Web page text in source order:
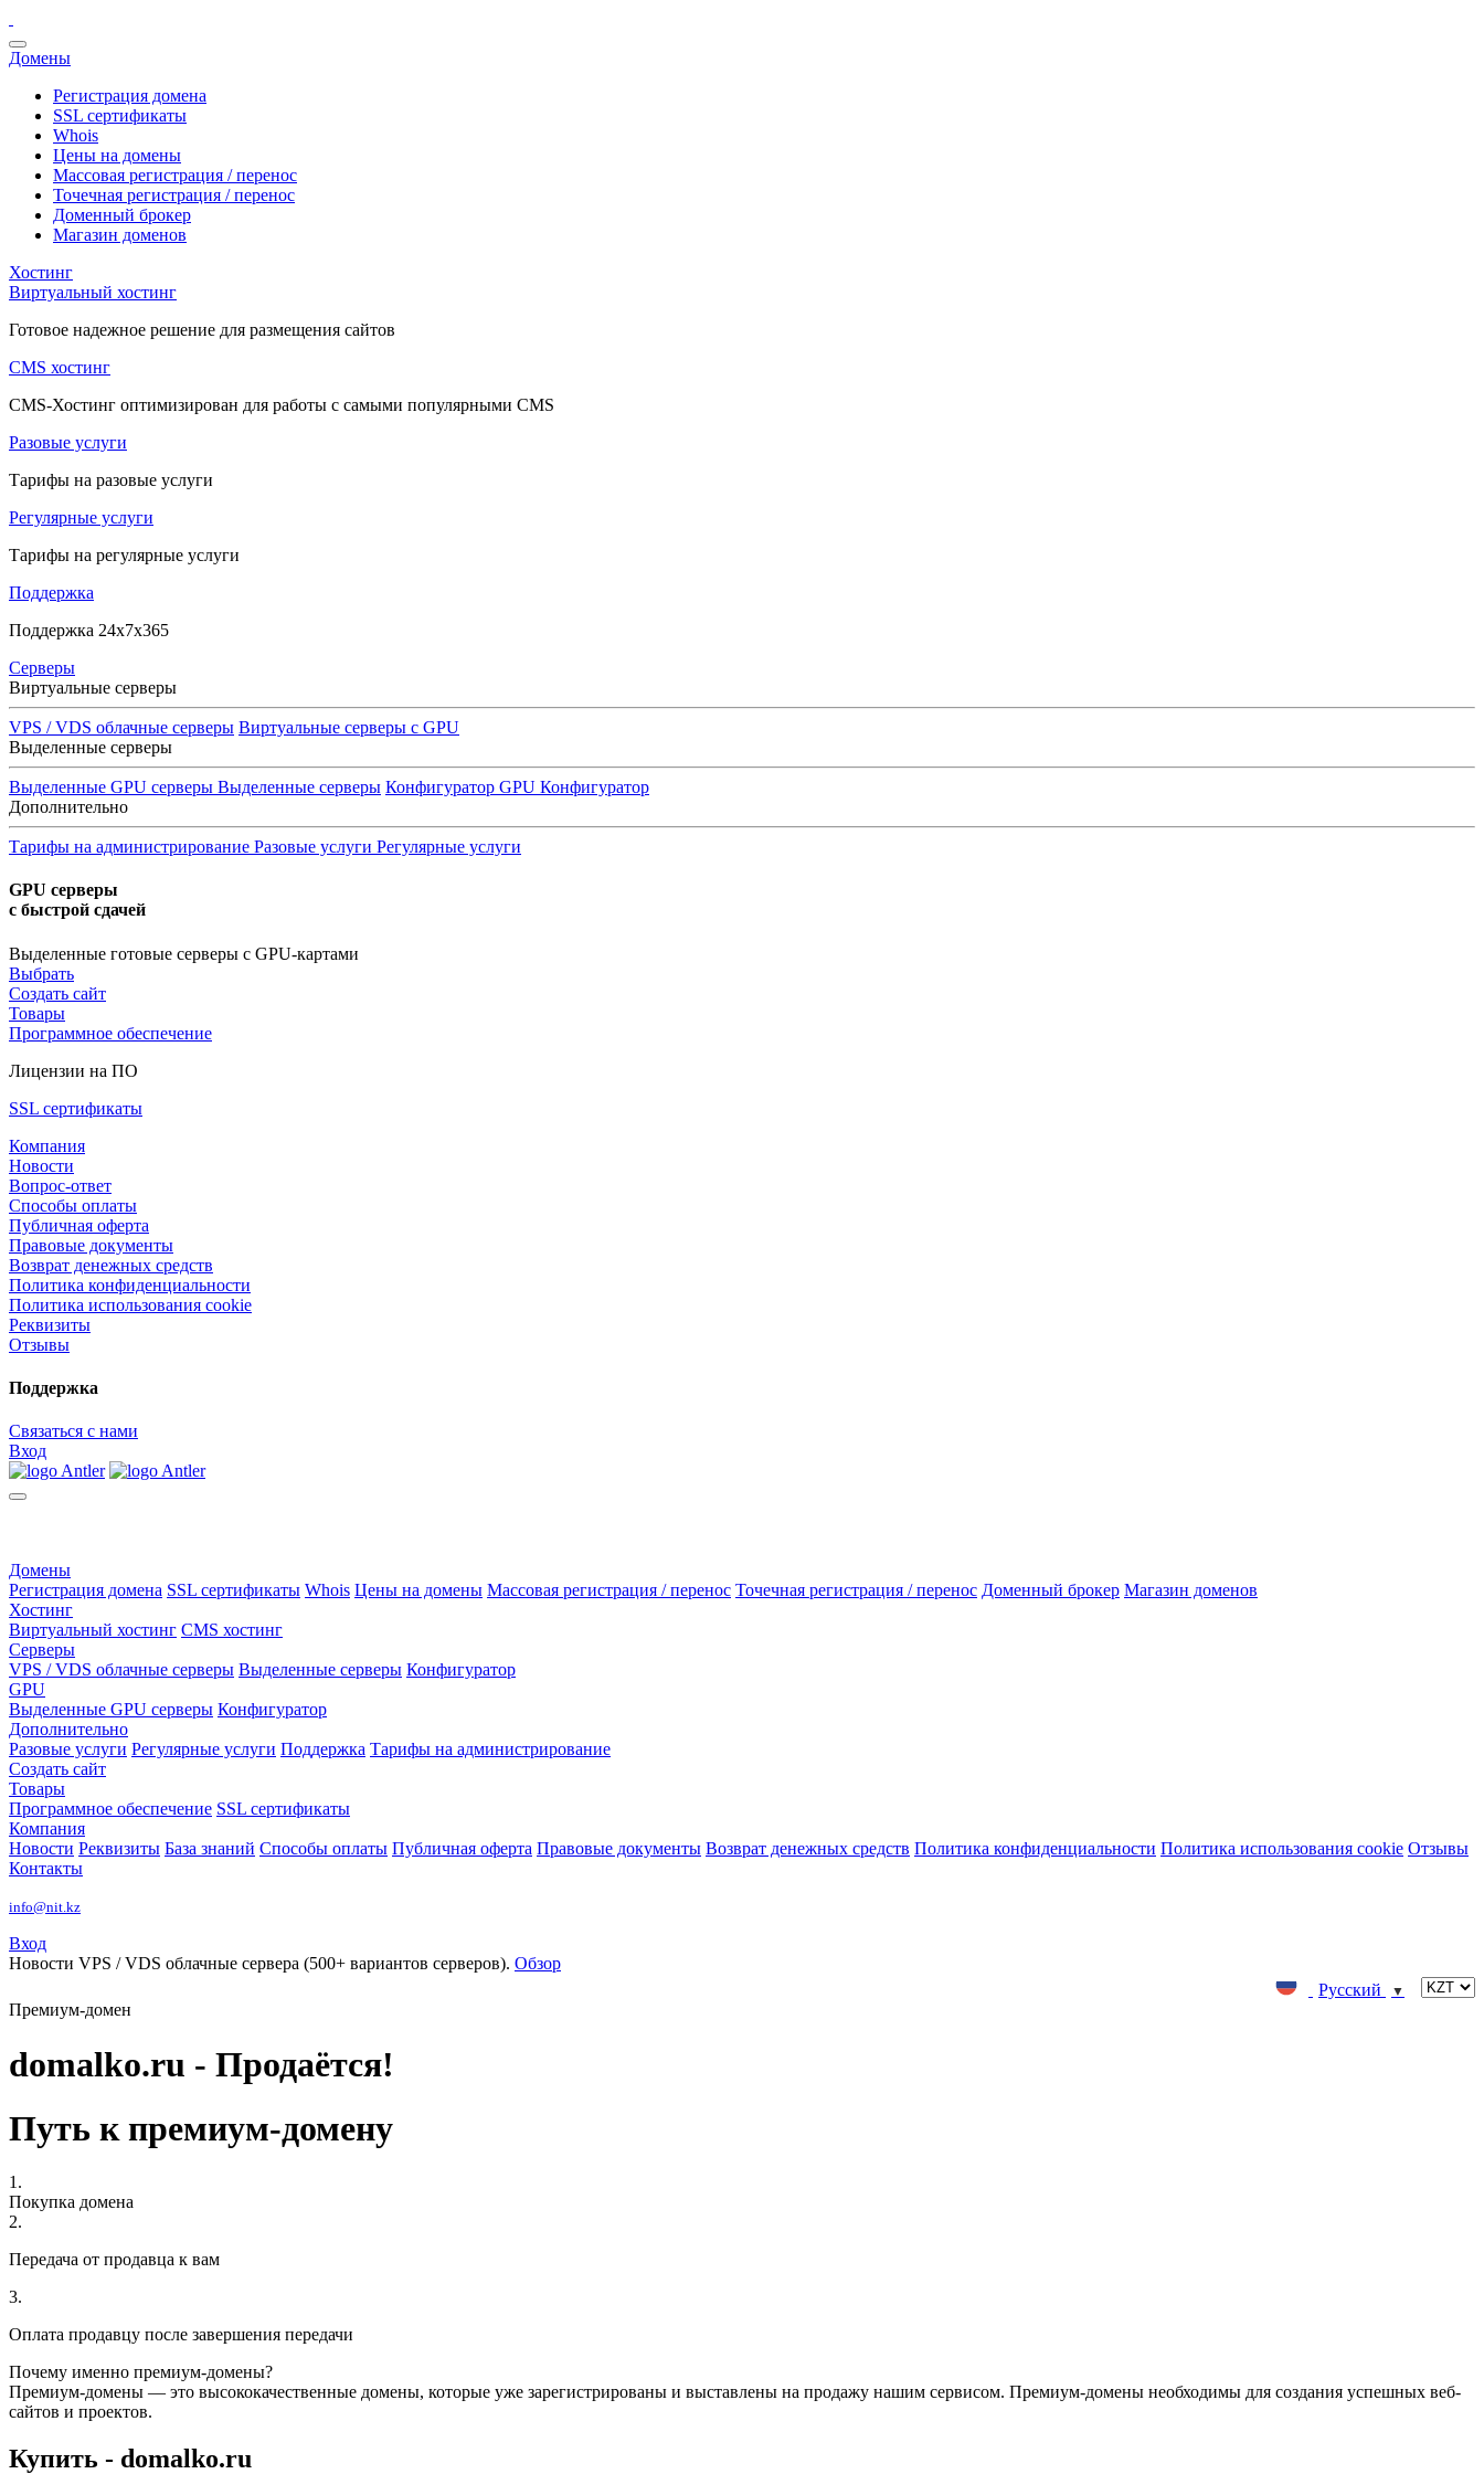
Домены
Регистрация домена
SSL сертификаты
Whois
Цены на домены
Массовая регистрация / перенос
Точечная регистрация / перенос
Доменный брокер
Магазин доменов
Хостинг
Виртуальный хостинг
Готовое надежное решение для размещения сайтов
CMS хостинг
CMS-Хостинг оптимизирован для работы с самыми популярными CMS
Разовые услуги
Тарифы на разовые услуги
Регулярные услуги
Тарифы на регулярные услуги
Поддержка
Поддержка 24x7x365
Серверы
Виртуальные серверы
VPS / VDS облачные серверы Виртуальные серверы с GPU
Выделенные серверы
Выделенные GPU серверы Выделенные серверы Конфигуратор GPU Конфигуратор
Дополнительно
Тарифы на администрирование Разовые услуги Регулярные услуги
GPU серверы
с быстрой сдачей
Выделенные готовые серверы с GPU-картами
Выбрать
Создать сайт
Товары
Программное обеспечение
Лицензии на ПО
SSL сертификаты
Компания
Новости
Вопрос-ответ
Способы оплаты
Публичная оферта
Правовые документы
Возврат денежных средств
Политика конфиденциальности
Политика использования cookie
Реквизиты
Отзывы
Поддержка
Связаться с нами
Вход
Домены
Регистрация домена SSL сертификаты Whois Цены на домены Массовая регистрация / перенос Точечная регистрация / перенос Доменный брокер Магазин доменов
Хостинг
Виртуальный хостинг CMS хостинг
Серверы
VPS / VDS облачные серверы Выделенные серверы Конфигуратор
GPU
Выделенные GPU серверы Конфигуратор
Дополнительно
Разовые услуги Регулярные услуги Поддержка Тарифы на администрирование
Создать сайт
Товары
Программное обеспечение SSL сертификаты
Компания
Новости Реквизиты База знаний Способы оплаты Публичная оферта Правовые документы Возврат денежных средств Политика конфиденциальности Политика использования cookie Отзывы
Контакты
info@nit.kz
Вход
Новости VPS / VDS облачные сервера (500+ вариантов серверов). Обзор
Русский
▼
Премиум-домен
domalko.ru - Продаётся!
Путь к премиум-домену
1.
Покупка домена
2.
Передача от продавца к вам
3.
Оплата продавцу после завершения передачи
Почему именно премиум-домены?
Премиум-домены — это высококачественные домены, которые уже зарегистрированы и выставлены на продажу нашим сервисом. Премиум-домены необходимы для создания успешных веб-
сайтов и проектов.
Купить - domalko.ru